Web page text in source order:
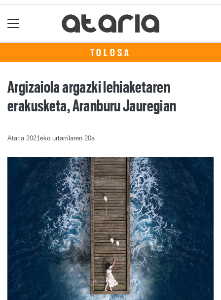
TOLOSA
Argizaiola argazki lehiaketaren
erakusketa, Aranburu Jauregian
Ataria 2021eko urtarrilaren 20a